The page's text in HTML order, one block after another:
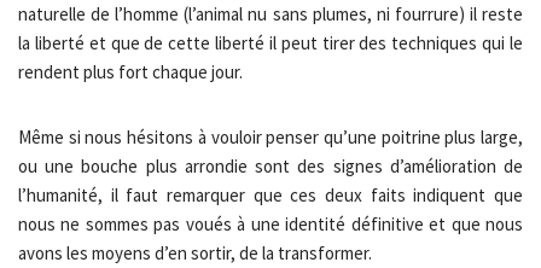
naturelle de l’homme (l’animal nu sans plumes, ni fourrure) il reste
la liberté et que de cette liberté il peut tirer des techniques qui le
rendent plus fort chaque jour.
Même si nous hésitons à vouloir penser qu’une poitrine plus large,
ou une bouche plus arrondie sont des signes d’amélioration de
l’humanité, il faut remarquer que ces deux faits indiquent que
nous ne sommes pas voués à une identité définitive et que nous
avons les moyens d’en sortir, de la transformer.